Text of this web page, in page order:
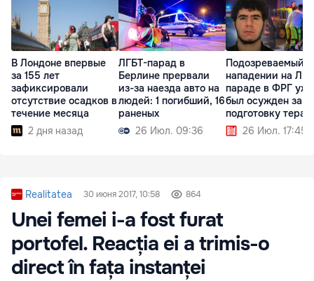
В Лондоне впервые
за 155 лет
зафиксировали
отсутствие осадков в
течение месяца
2 дня назад
ЛГБТ-парад в
Берлине прервали
из-за наезда авто на
людей: 1 погибший, 16
раненых
26 Июл. 09:36
Подозреваемый в
нападении на
параде в ФРГ уже
был осужден за
подготовку
26 Июл. 17:45
Realitatea 30 июня 2017, 10:58 864
Unei femei i-a fost furat
portofel. Reacția ei a trimis-o
direct în fața instanței